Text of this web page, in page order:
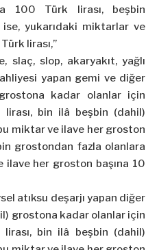
100 Türk lirası, beşbin
yukarıdaki miktarlar ve
lirası,”
slaç, slop, akaryakıt, yağlı
yapan gemi ve diğer
kadar olanlar için
bin ilâ beşbin (dahil)
miktar ve ilave her groston
grostondan fazla olanlara
ilave her groston başına 10
atıksu deşarjı yapan diğer
grostona kadar olanlar için
bin ilâ beşbin (dahil)